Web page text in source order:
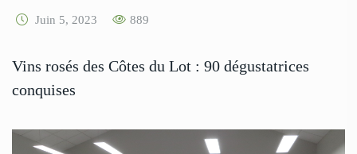
Juin 5, 2023 889
Vins rosés des Côtes du Lot : 90 dégustatrices
conquises